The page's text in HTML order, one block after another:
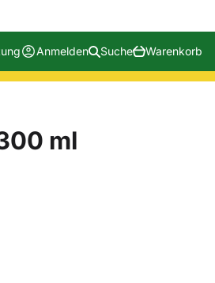
Anmelden Suche Warenkorb
ml